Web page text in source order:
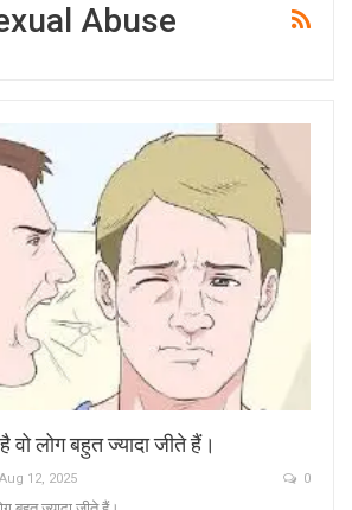
Abuse
वो लोग बहुत ज्यादा जीते हैं।
Aug 12, 2025 0